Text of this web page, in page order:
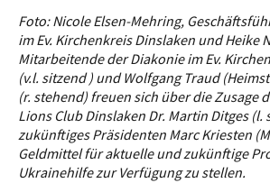
Foto: Nicole Elsen-Mehring,
im Ev. Kirchenkreis Dinslaken und Heike
Mitarbeitende der Diakonie im Ev.
(v.l. sitzend ) und Wolfgang Traud
(r. stehend) freuen sich über die Zusage
Lions Club Dinslaken Dr. Martin Ditges (l.
zukünftiges Präsidenten Marc Kriesten
Geldmittel für aktuelle und zukünftige
Ukrainehilfe zur Verfügung zu stellen.